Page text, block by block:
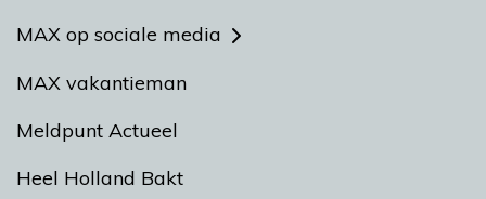
MAX op sociale media
MAX vakantieman
Meldpunt Actueel
Heel Holland Bakt